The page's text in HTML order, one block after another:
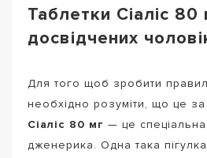
Таблетки Сіаліс 80
досвідчених
Для того щоб зробити
необхідно розуміти, що це за
Сіаліс 80 мг — це
дженерика. Одна така пігулка